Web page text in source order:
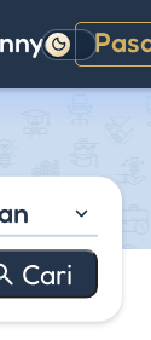
Gelap